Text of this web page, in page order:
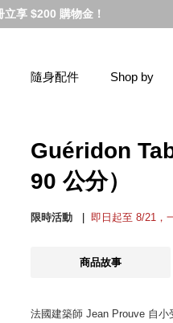
立享 $200 購物金！
隨身配件 Shop by
Guéridon
90 公分）
限時活動 即日起至 8/21，
商品故事
法國建築師 Jean Prouve 自